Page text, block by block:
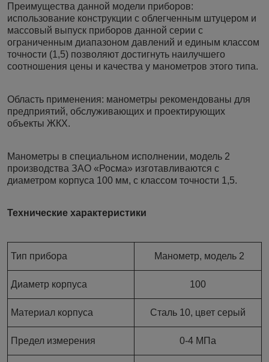
Преимущества данной модели приборов:
использование конструкции с облегченным штуцером и
массовый выпуск приборов данной серии с
ограниченным диапазоном давлений и единым классом
точности (1,5) позволяют достигнуть наилучшего
соотношения цены и качества у манометров этого типа.
Область применения: манометры рекомендованы для
предприятий, обслуживающих и проектирующих
объекты ЖКХ.
Манометры в специальном исполнении, модель 2
производства ЗАО «Росма» изготавливаются с
диаметром корпуса 100 мм, с классом точности 1,5.
Технические характеристики
Тип прибора Манометр, модель 2
Диаметр корпуса 100
Материал корпуса Сталь 10, цвет серый
Предел измерения 0-4 МПа